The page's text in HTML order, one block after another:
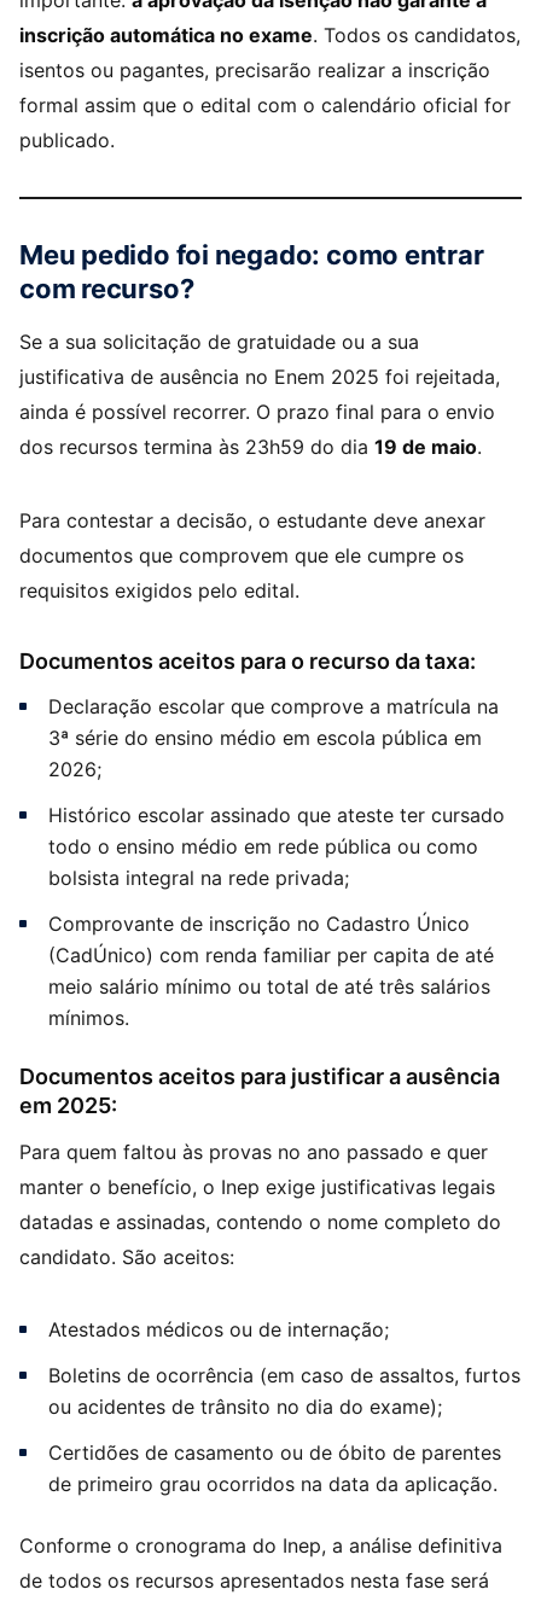
inscrição automática no exame. Todos os candidatos,
isentos ou pagantes, precisarão realizar a inscrição
formal assim que o edital com o calendário oficial for
publicado.
Meu pedido foi negado: como entrar
com recurso?
Se a sua solicitação de gratuidade ou a sua
justificativa de ausência no Enem 2025 foi rejeitada,
ainda é possível recorrer. O prazo final para o envio
dos recursos termina às 23h59 do dia 19 de maio.
Para contestar a decisão, o estudante deve anexar
documentos que comprovem que ele cumpre os
requisitos exigidos pelo edital.
Documentos aceitos para o recurso da taxa:
Declaração escolar que comprove a matrícula na
3ª série do ensino médio em escola pública em
2026;
Histórico escolar assinado que ateste ter cursado
todo o ensino médio em rede pública ou como
bolsista integral na rede privada;
Comprovante de inscrição no Cadastro Único
(CadÚnico) com renda familiar per capita de até
meio salário mínimo ou total de até três salários
mínimos.
Documentos aceitos para justificar a ausência
em 2025:
Para quem faltou às provas no ano passado e quer
manter o benefício, o Inep exige justificativas legais
datadas e assinadas, contendo o nome completo do
candidato. São aceitos:
Atestados médicos ou de internação;
Boletins de ocorrência (em caso de assaltos, furtos
ou acidentes de trânsito no dia do exame);
Certidões de casamento ou de óbito de parentes
de primeiro grau ocorridos na data da aplicação.
Conforme o cronograma do Inep, a análise definitiva
de todos os recursos apresentados nesta fase será